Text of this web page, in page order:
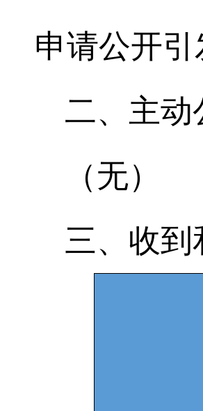
申请公开
二、主动
（无）
三、收